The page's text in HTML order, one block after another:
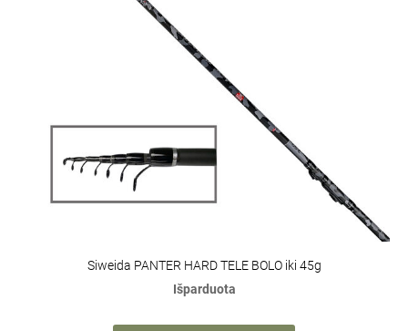
Siweida PANTER HARD TELE BOLO iki 45g
Išparduota